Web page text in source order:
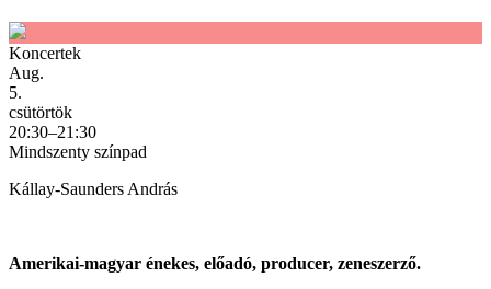
Koncertek
Aug.
5.
csütörtök
20:30–21:30
Mindszenty színpad
Kállay-Saunders András
Amerikai-magyar énekes, előadó, producer, zeneszerző.